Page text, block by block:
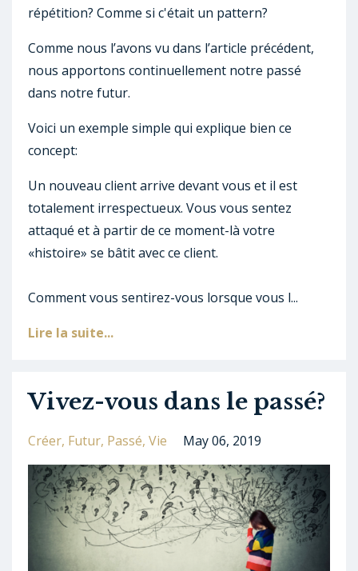
répétition? Comme si c'était un pattern?
Comme nous l’avons vu dans l’article précédent,
nous apportons continuellement notre passé
dans notre futur.
Voici un exemple simple qui explique bien ce
concept:
Un nouveau client arrive devant vous et il est
totalement irrespectueux. Vous vous sentez
attaqué et à partir de ce moment-là votre
«histoire» se bâtit avec ce client.
Comment vous sentirez-vous lorsque vous l...
Lire la suite...
Vivez-vous dans le passé?
Créer Futur Passé Vie May 06, 2019